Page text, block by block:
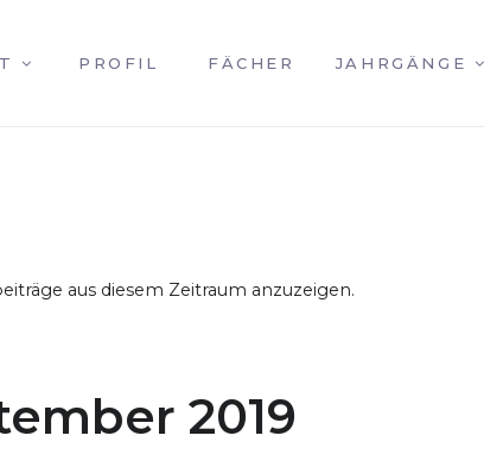
PROFIL FÄCHER JAHRGÄNGE
aus diesem Zeitraum anzuzeigen.
2019